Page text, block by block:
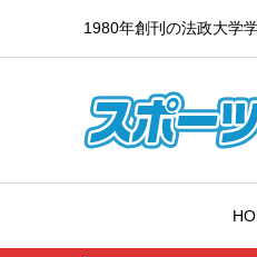
1980年創刊の法政大学